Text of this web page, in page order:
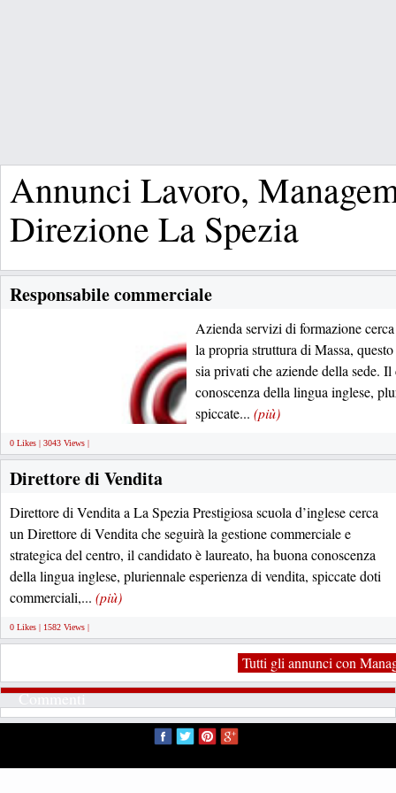
Annunci Lavoro,
Direzione La Spezia
Responsabile commerciale
Azienda servizi di formazione
la propria struttura di Massa,
sia privati che aziende della sede.
conoscenza della lingua inglese,
spiccate... (più)
0 Likes | 3043 Views |
Direttore di Vendita
Direttore di Vendita a La Spezia Prestigiosa scuola d’inglese cerca
un Direttore di Vendita che seguirà la gestione commerciale e
strategica del centro, il candidato è laureato, ha buona conoscenza
della lingua inglese, pluriennale esperienza di vendita, spiccate doti
commerciali,... (più)
0 Likes | 1582 Views |
Tutti gli annunci con
Commenti